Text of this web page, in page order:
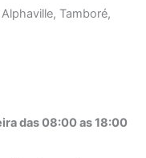
Tamboré,
das 08:00 as 18:00